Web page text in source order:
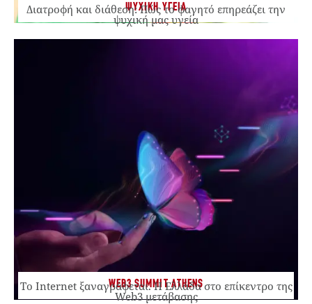
ΨΥΧΙΚΗ ΥΓΕΙΑ
Διατροφή και διάθεση: Πώς το φαγητό επηρεάζει την
ψυχική μας υγεία
WEB3 SUMMIT ATHENS
Το Internet ξαναγράφεται. Η Ελλάδα στο επίκεντρο της
Web3 μετάβασης